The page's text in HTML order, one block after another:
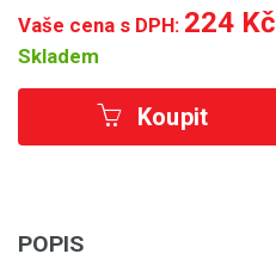
Vaše cena s DPH: 224 Kč
Skladem
Koupit
POPIS